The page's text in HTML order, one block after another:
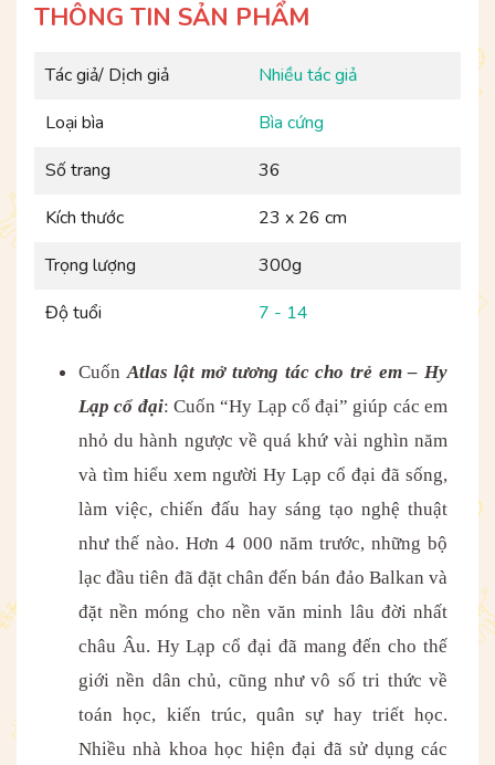
THÔNG TIN SẢN PHẨM
Tác giả/ Dịch giả
Nhiều tác giả
Loại bìa
Bìa cứng
Số trang
36
Kích thước
23 x 26 cm
Trọng lượng
300g
Độ tuổi
7 - 14
CuốnAtlas lật mở tương tác cho trẻ em – Hy
Lạp cổ đại: Cuốn “Hy Lạp cổ đại” giúp các em
nhỏ du hành ngược về quá khứ vài nghìn năm
và tìm hiểu xem người Hy Lạp cổ đại đã sống,
làm việc, chiến đấu hay sáng tạo nghệ thuật
như thế nào. Hơn 4 000 năm trước, những bộ
lạc đầu tiên đã đặt chân đến bán đảo Balkan và
đặt nền móng cho nền văn minh lâu đời nhất
châu Âu. Hy Lạp cổ đại đã mang đến cho thế
giới nền dân chủ, cũng như vô số tri thức về
toán học, kiến trúc, quân sự hay triết học.
Nhiều nhà khoa học hiện đại đã sử dụng các